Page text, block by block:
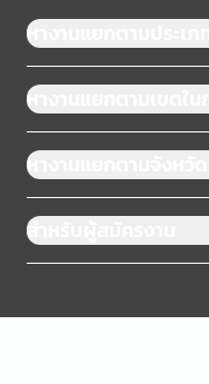
หางานแยกตามประเภท
หางานแยกตามเขตใน
หางานแยกตามจังหวัด
สำหรับผู้สมัครงาน